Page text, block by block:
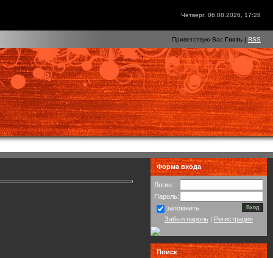
Четверг, 06.08.2026, 17:28
Приветствую Вас Гость | RSS
Форма входа
Логин:
Пароль:
запомнить
Забыл пароль | Регистрация
Поиск